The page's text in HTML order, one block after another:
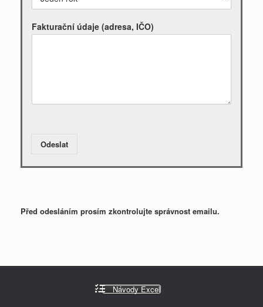
Fakturační údaje (adresa, IČO)
Odeslat
Před odesláním prosím zkontrolujte správnost emailu.
Návody Excel